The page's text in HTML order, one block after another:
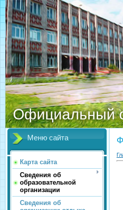
Официальный
Меню сайта
Карта сайта
Сведения об
образовательной
организации
Сведения об